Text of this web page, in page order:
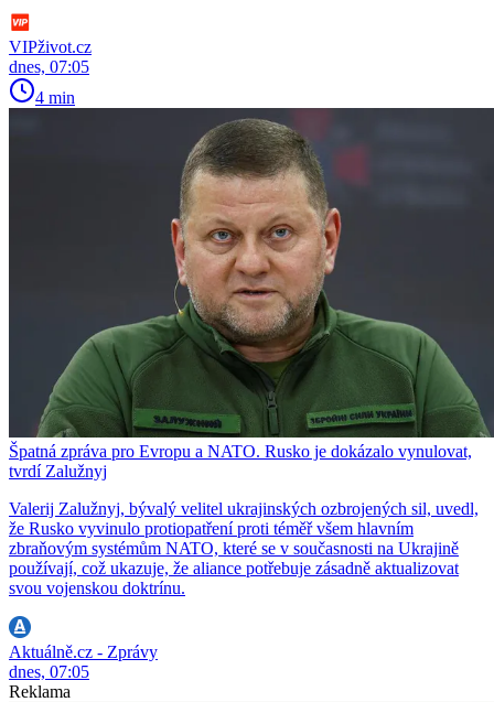
VIPživot.cz
dnes, 07:05
4 min
Špatná zpráva pro Evropu a NATO. Rusko je dokázalo vynulovat,
tvrdí Zalužnyj
Valerij Zalužnyj, bývalý velitel ukrajinských ozbrojených sil, uvedl,
že Rusko vyvinulo protiopatření proti téměř všem hlavním
zbraňovým systémům NATO, které se v současnosti na Ukrajině
používají, což ukazuje, že aliance potřebuje zásadně aktualizovat
svou vojenskou doktrínu.
Aktuálně.cz - Zprávy
dnes, 07:05
Reklama